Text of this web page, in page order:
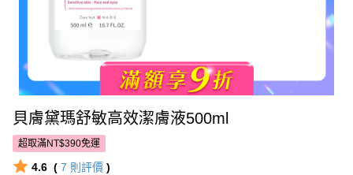
貝膚黛瑪舒敏高效潔膚液500ml
超取滿NT$390免運
4.6 ( 7 則評價 )